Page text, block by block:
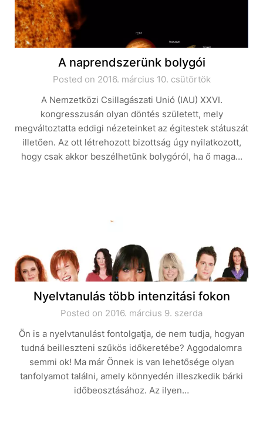
A naprendszerünk bolygói
Posted on 2016. március 10. csütörtök
A Nemzetközi Csillagászati Unió (IAU) XXVI.
kongresszusán olyan döntés született, mely
megváltoztatta eddigi nézeteinket az égitestek státuszát
illetően. Az ott létrehozott bizottság úgy nyilatkozott,
hogy csak akkor beszélhetünk bolygóról, ha ő maga…
Nyelvtanulás több intenzitási fokon
Posted on 2016. március 9. szerda
Ön is a nyelvtanulást fontolgatja, de nem tudja, hogyan
tudná beilleszteni szűkös időkeretébe? Aggodalomra
semmi ok! Ma már Önnek is van lehetősége olyan
tanfolyamot találni, amely könnyedén illeszkedik bárki
időbeosztásához. Az ilyen…